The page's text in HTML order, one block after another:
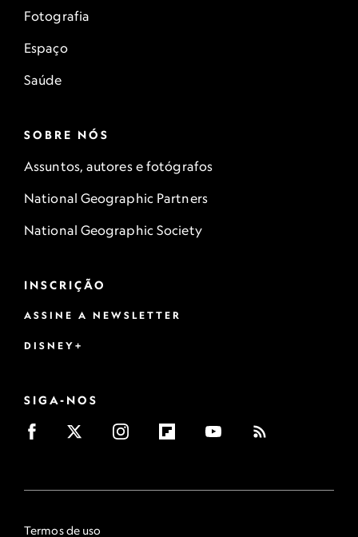
Fotografia
Espaço
Saúde
SOBRE NÓS
Assuntos, autores e fotógrafos
National Geographic Partners
National Geographic Society
INSCRIÇÃO
ASSINE A NEWSLETTER
DISNEY+
SIGA-NOS
Termos de uso